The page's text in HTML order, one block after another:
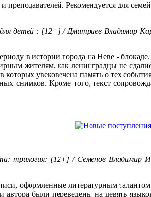
преподавателей. Рекомендуется для
детей : [12+] / Дмитриев Владимир
в истории города на Неве -
жителям, как ленинградцы не
которых увековечена память о тех
снимков. Кроме того, текст
трилогия: [12+] / Семенов Владимир
оформленные литературным
были переведены на девять